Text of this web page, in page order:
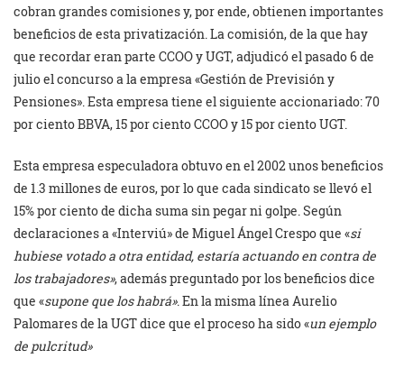
cobran grandes comisiones y, por ende, obtienen importantes
beneficios de esta privatización. La comisión, de la que hay
que recordar eran parte CCOO y UGT, adjudicó el pasado 6 de
julio el concurso a la empresa «Gestión de Previsión y
Pensiones». Esta empresa tiene el siguiente accionariado: 70
por ciento BBVA, 15 por ciento CCOO y 15 por ciento UGT.
Esta empresa especuladora obtuvo en el 2002 unos beneficios
de 1.3 millones de euros, por lo que cada sindicato se llevó el
15% por ciento de dicha suma sin pegar ni golpe. Según
declaraciones a «Interviú» de Miguel Ángel Crespo que «si
hubiese votado a otra entidad, estaría actuando en contra de
los trabajadores», además preguntado por los beneficios dice
que «supone que los habrá». En la misma línea Aurelio
Palomares de la UGT dice que el proceso ha sido «un ejemplo
de pulcritud»